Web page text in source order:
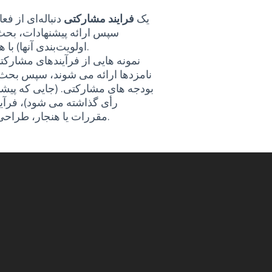
یک فرایند مشارکتی دنباله‌ای از
سپس ارائه پیشنهادات،
اولویت‌بندی آنها) با هدف از تعریف و تصمیم گیری در مورد یک موضوع خاص.
نمونه هایی از فرآیندهای
نامزدها ارائه می شوند، سپس
بودجه های مشارکتی. (جایی که
رأی گذاشته می شود)،
مقررات یا هنجار، طراحی یک فضای شهری یا تولید یک برنامه خط مشی عمومی.